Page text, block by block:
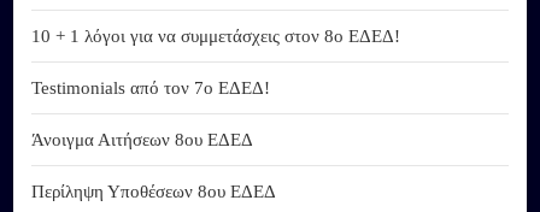
10 + 1 λόγοι για να συμμετάσχεις στον 8ο ΕΔΕΔ!
Testimonials από τον 7ο ΕΔΕΔ!
Άνοιγμα Αιτήσεων 8ου ΕΔΕΔ
Περίληψη Υποθέσεων 8ου ΕΔΕΔ